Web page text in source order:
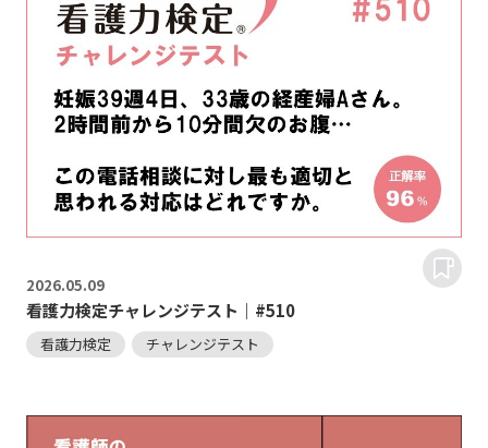
2026.05.09
看護力検定チャレンジテスト｜#510
看護力検定 チャレンジテスト